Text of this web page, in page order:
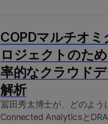
COPDマルチオミ
ロジェクトのた
率的なクラウド
解析
冨田秀太博士が、どのよう
Connected Analyticsと